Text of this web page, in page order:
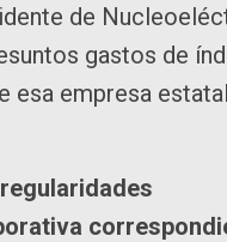
de
gastos de
esa empresa